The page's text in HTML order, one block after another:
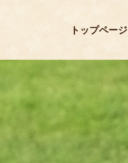
トップページ